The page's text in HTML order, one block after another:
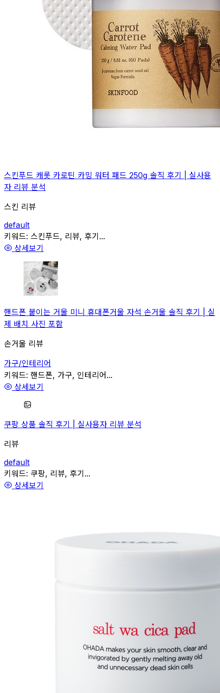
스킨푸드 캐롯 카로틴 카밍 워터 패드 250g 솔직 후기 | 실사용
자 리뷰 분석
스킨 리뷰
default
관련
키워드: 스킨푸드, 리뷰, 후기...
상세보기
핸드폰 붙이는 거울 미니 휴대폰거울 자석 손거울 솔직 후기 | 실
제 배치 사진 포함
손거울 리뷰
가구/인테리어
관련
키워드: 핸드폰, 가구, 인테리어...
상세보기
쿠팡 상품 솔직 후기 | 실사용자 리뷰 분석
리뷰
default
관련
키워드: 쿠팡, 리뷰, 후기...
상세보기